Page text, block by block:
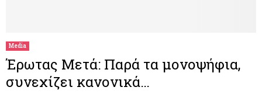
Media
Έρωτας Μετά: Παρά τα μονοψήφια,
συνεχίζει κανονικά…